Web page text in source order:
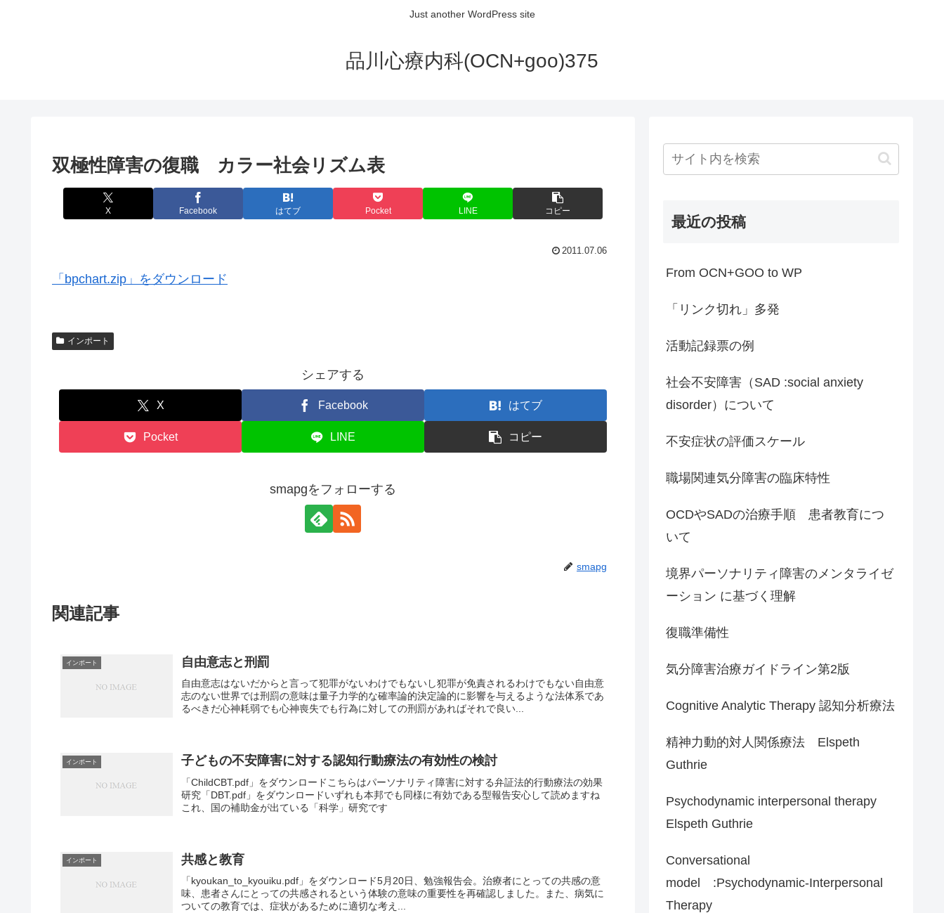
Just another WordPress site
品川心療内科(OCN+goo)375
双極性障害の復職 カラー社会リズム表
X Facebook はてブ Pocket LINE コピー
2011.07.06
「bpchart.zip」をダウンロード
インポート
シェアする
X Facebook はてブ
Pocket LINE コピー
smapgをフォローする
smapg
関連記事
インポート 自由意志と刑罰
自由意志はないだからと言って犯罪がないわけでもないし犯罪が免責されるわけでもない自由意
志のない世界では刑罰の意味は量子力学的な確率論的決定論的に影響を与えるような法体系であ
るべきだ心神耗弱でも心神喪失でも行為に対しての刑罰があればそれで良い...
インポート 子どもの不安障害に対する認知行動療法の有効性の検討
「ChildCBT.pdf」をダウンロードこちらはパーソナリティ障害に対する弁証法的行動療法の効果
研究「DBT.pdf」をダウンロードいずれも本邦でも同様に有効である型報告安心して読めますね
これ、国の補助金が出ている「科学」研究です
インポート 共感と教育
「kyoukan_to_kyouiku.pdf」をダウンロード5月20日、勉強報告会。治療者にとっての共感の意
味、患者さんにとっての共感されるという体験の意味の重要性を再確認しました。また、病気に
ついての教育では、症状があるために適切な考え...
最近の投稿
From OCN+GOO to WP
「リンク切れ」多発
活動記録票の例
社会不安障害（SAD :social anxiety
disorder）について
不安症状の評価スケール
職場関連気分障害の臨床特性
OCDやSADの治療手順 患者教育につ
いて
境界パーソナリティ障害のメンタライゼ
ーション に基づく理解
復職準備性
気分障害治療ガイドライン第2版
Cognitive Analytic Therapy 認知分析療法
精神力動的対人関係療法 Elspeth
Guthrie
Psychodynamic interpersonal therapy
Elspeth Guthrie
Conversational
model :Psychodynamic-Interpersonal
Therapy